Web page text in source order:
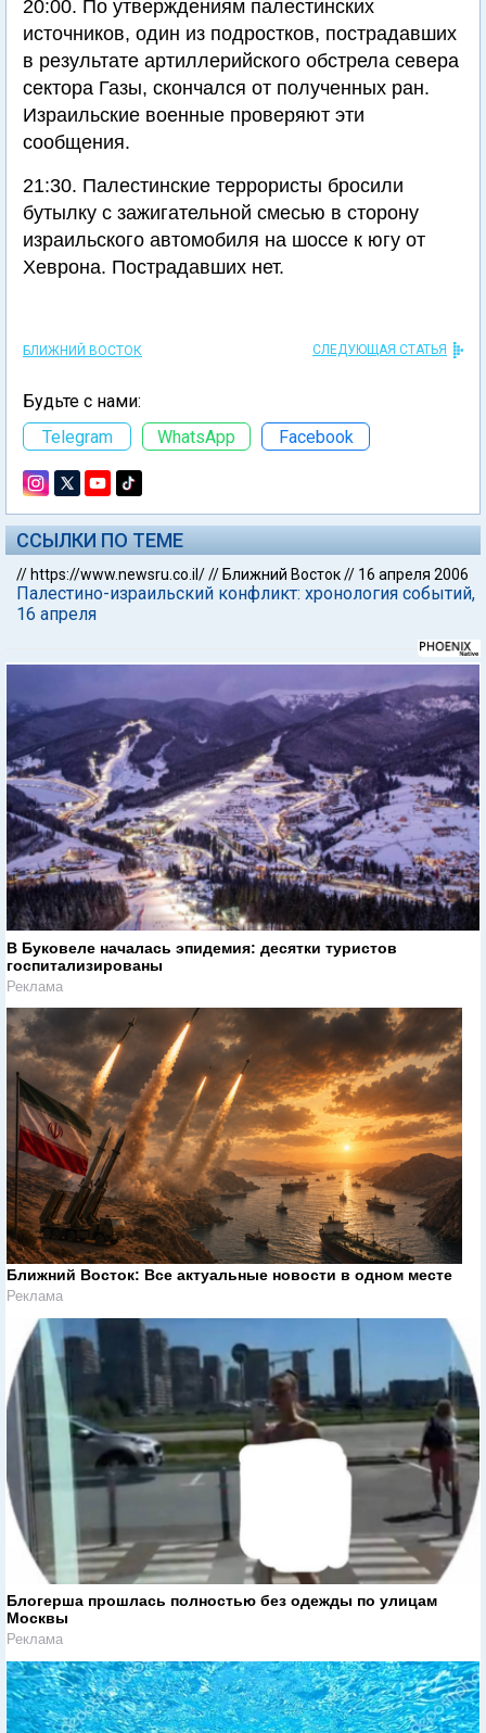
20:00. По утверждениям палестинских
источников, один из подростков, пострадавших
в результате артиллерийского обстрела севера
сектора Газы, скончался от полученных ран.
Израильские военные проверяют эти
сообщения.
21:30. Палестинские террористы бросили
бутылку с зажигательной смесью в сторону
израильского автомобиля на шоссе к югу от
Хеврона. Пострадавших нет.
БЛИЖНИЙ ВОСТОК СЛЕДУЮЩАЯ СТАТЬЯ
Будьте с нами:
Telegram
WhatsApp Facebook
ССЫЛКИ ПО ТЕМЕ
// https://www.newsru.co.il/// Ближний Восток// 16 апреля 2006
Палестино-израильский конфликт: хронология событий,
16 апреля
В Буковеле началась эпидемия: десятки туристов
госпитализированы
Реклама
Ближний Восток: Все актуальные новости в одном месте
Реклама
Блогерша прошлась полностью без одежды по улицам
Москвы
Реклама